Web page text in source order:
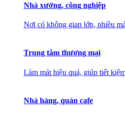
Nhà xưởng, công nghiệp
Nơi có không gian lớn, nhiều
Trung tâm thương mại
Làm mát hiệu quả, giúp tiết
Nhà hàng, quán cafe